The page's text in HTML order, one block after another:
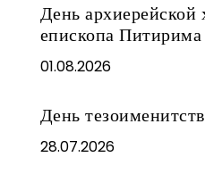
День архиерейской
епископа Питирима
01.08.2026
День
28.07.2026